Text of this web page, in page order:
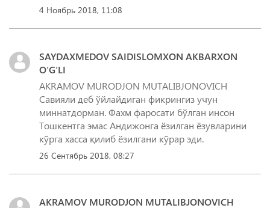
4 Ноябрь 2018, 11:08
SAYDAXMEDOV SAIDISLOMXON AKBARXON
O‘G‘LI
AKRAMOV MURODJON MUTALIBJONOVICH
Савияли деб ўйлайдиган фикрингиз учун
миннатдорман. Фахм фаросати бўлган инсон
Тошкентга эмас Андижонга ёзилган ёзувларини
кўрга хасса қилиб ёзилгани кўрар эди.
26 Сентябрь 2018, 08:27
AKRAMOV MURODJON MUTALIBJONOVICH